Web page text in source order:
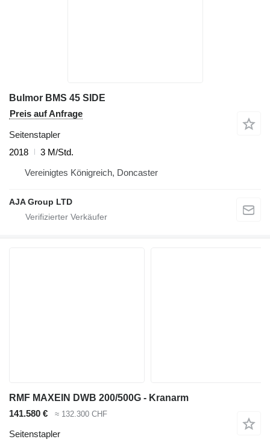
Bulmor BMS 45 SIDE
Preis auf Anfrage
Seitenstapler
2018
3 M/Std.
Vereinigtes Königreich, Doncaster
AJA Group LTD
RMF MAXEIN DWB 200/500G - Kranarm
141.580 €
≈ 132.300 CHF
Seitenstapler